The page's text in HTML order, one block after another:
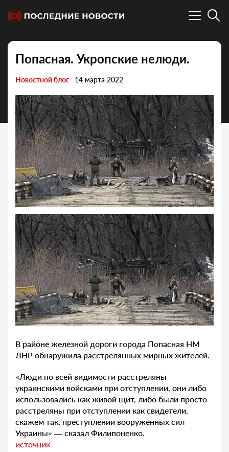
Попасная. Укропские нелюди.
Новостной блог 14 марта 2022
В районе железной дороги города Попасная НМ
ЛНР обнаружила расстрелянных мирных жителей.
«Люди по всей видимости расстреляны
украинскими войсками при отступлении, они либо
использовались как живой щит, либо были просто
расстреляны при отступлении как свидетели,
скажем так, преступлении вооруженных сил
Украины» — сказал Филипоненко.
источник